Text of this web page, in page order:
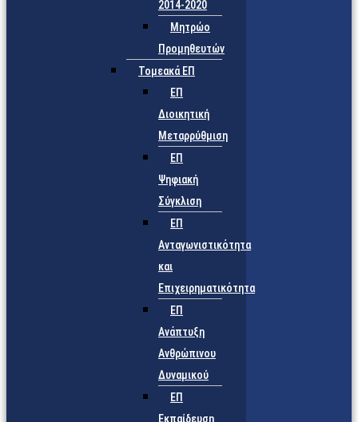
2014-2020
Μητρώο
Προμηθευτών
Τομεακά ΕΠ
ΕΠ
Διοικητική
Μεταρρύθμιση
ΕΠ
Ψηφιακή
Σύγκλιση
ΕΠ
Ανταγωνιστικότητα
και
Επιχειρηματικότητα
ΕΠ
Ανάπτυξη
Ανθρώπινου
Δυναμικού
ΕΠ
Εκπαίδευση